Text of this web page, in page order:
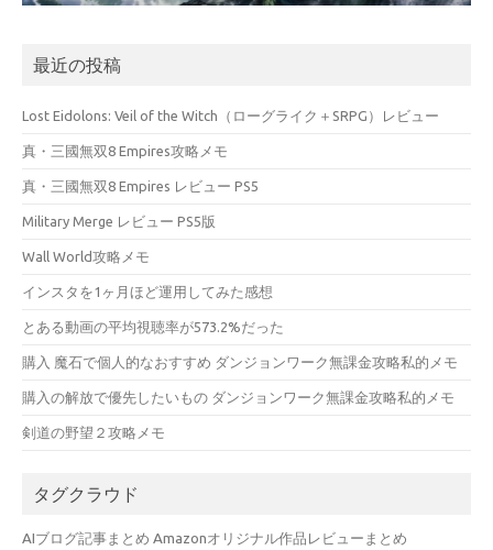
最近の投稿
Lost Eidolons: Veil of the Witch（ローグライク＋SRPG）レビュー
真・三國無双8 Empires攻略メモ
真・三國無双8 Empires レビュー PS5
Military Merge レビュー PS5版
Wall World攻略メモ
インスタを1ヶ月ほど運用してみた感想
とある動画の平均視聴率が573.2%だった
購入 魔石で個人的なおすすめ ダンジョンワーク無課金攻略私的メモ
購入の解放で優先したいもの ダンジョンワーク無課金攻略私的メモ
剣道の野望２攻略メモ
タグクラウド
AIブログ記事まとめ Amazonオリジナル作品レビューまとめ